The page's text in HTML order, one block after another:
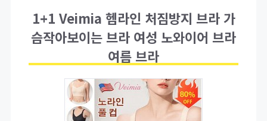
1+1 Veimia 헴라인 처짐방지 브라 가
슴작아보이는 브라 여성 노와이어 브라
여름 브라